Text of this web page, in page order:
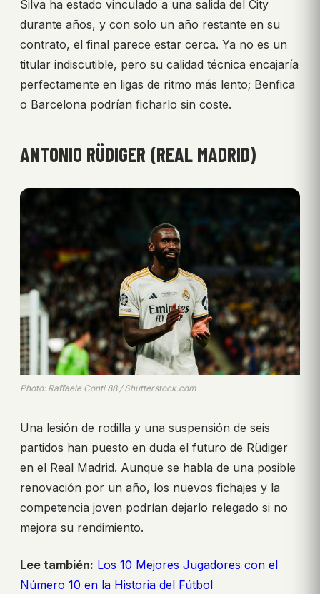
Silva ha estado vinculado a una salida del City
durante años, y con solo un año restante en su
contrato, el final parece estar cerca. Ya no es un
titular indiscutible, pero su calidad técnica encajaría
perfectamente en ligas de ritmo más lento; Benfica
o Barcelona podrían ficharlo sin coste.
ANTONIO RÜDIGER (REAL MADRID)
Photo: Raffaele Conti 88 / Shutterstock.com
Una lesión de rodilla y una suspensión de seis
partidos han puesto en duda el futuro de Rüdiger
en el Real Madrid. Aunque se habla de una posible
renovación por un año, los nuevos fichajes y la
competencia joven podrían dejarlo relegado si no
mejora su rendimiento.
Lee también: Los 10 Mejores Jugadores con el
Número 10 en la Historia del Fútbol